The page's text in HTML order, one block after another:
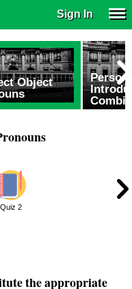
Sign In
Object
Quiz 2
the appropriate